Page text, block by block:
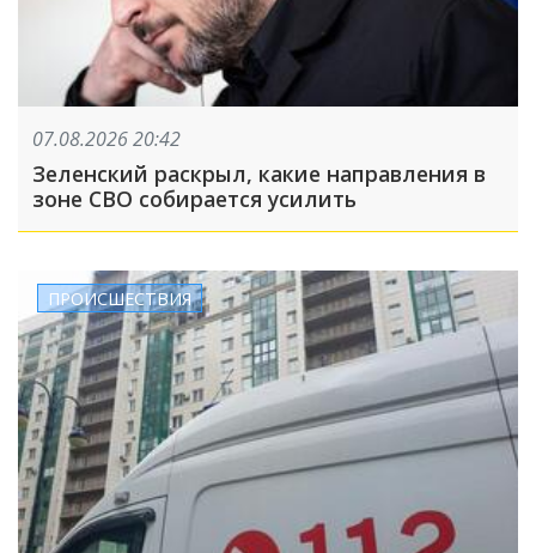
07.08.2026 20:42
Зеленский раскрыл, какие направления в
зоне СВО собирается усилить
ПРОИСШЕСТВИЯ